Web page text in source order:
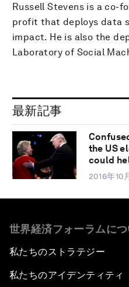
Russell Stevens is a co-
profit that deploys data
impact. He is also the
Laboratory of Social
最新記事
the US
could
2016年10
世界経済フォーラムに
私たちのストラテジー
私たちのアイデンティティ